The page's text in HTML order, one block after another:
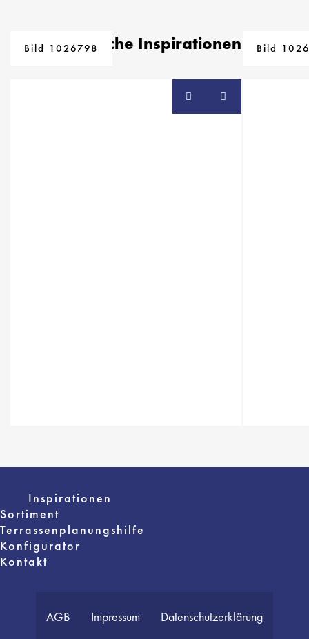
Ähnliche Inspirationen
Bild 1026798 Bild
Inspirationen
Sortiment
Terrassenplanungshilfe
Konfigurator
Kontakt
AGB Impressum Datenschutzerklärung